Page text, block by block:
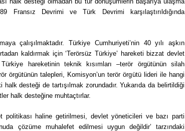
Fransız Devrimi ve Türk Devrimi karşılaştırıldığında
çalışılmaktadır. Türkiye Cumhuriyeti’nin 40 yılı aşkın
kaldırmak için ‘Terörsüz Türkiye’ hareketi bizzat devlet
hareketinin teknik kısımları –terör örgütünün silah
örgütünün talepleri, Komisyon’un terör örgütü lideri ile hangi
desteği de tartışılmak zorundadır. Yukarıda da belirtildiği
halk desteğine muhtaçtırlar.
haline getirilmesi, devlet yöneticileri ve bazı parti
çözüme muhalefet edilmesi uygun değildir’ tarzındaki